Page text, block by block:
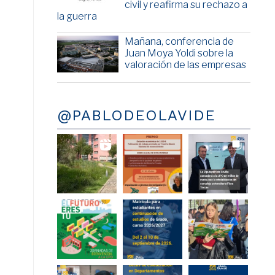
civil y reafirma su rechazo a
la guerra
Mañana, conferencia de
Juan Moya Yoldi sobre la
valoración de las empresas
@PABLODEOLAVIDE